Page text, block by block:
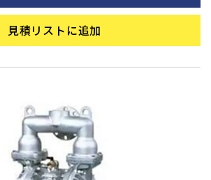
見積リストに追加